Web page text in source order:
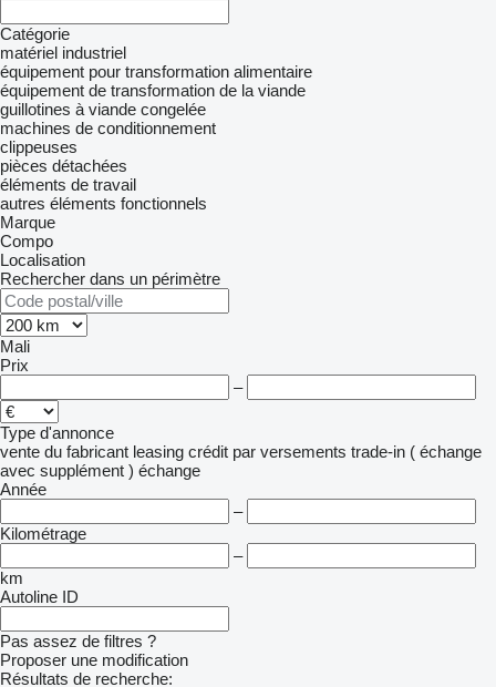
Catégorie
matériel industriel
équipement pour transformation alimentaire
équipement de transformation de la viande
guillotines à viande congelée
machines de conditionnement
clippeuses
pièces détachées
éléments de travail
autres éléments fonctionnels
Marque
Compo
Localisation
Rechercher dans un périmètre
Mali
Prix
–
Type d'annonce
vente du fabricant leasing crédit par versements trade-in ( échange
avec supplément ) échange
Année
–
Kilométrage
–
km
Autoline ID
Pas assez de filtres ?
Proposer une modification
Résultats de recherche: